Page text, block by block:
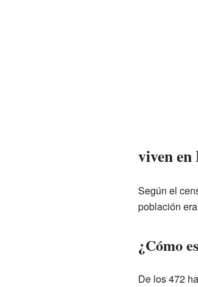
viven en
Según el
población
¿Cómo
De los 472